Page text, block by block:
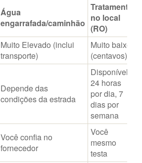
Água
engarrafada/caminhão
Tratamento
no local
(RO)
Muito Elevado (inclui
transporte)
Muito baixo
(centavos)
Depende das
condições da estrada
Disponível
24 horas
por dia, 7
dias por
semana
Você confia no
fornecedor
Você
mesmo
testa